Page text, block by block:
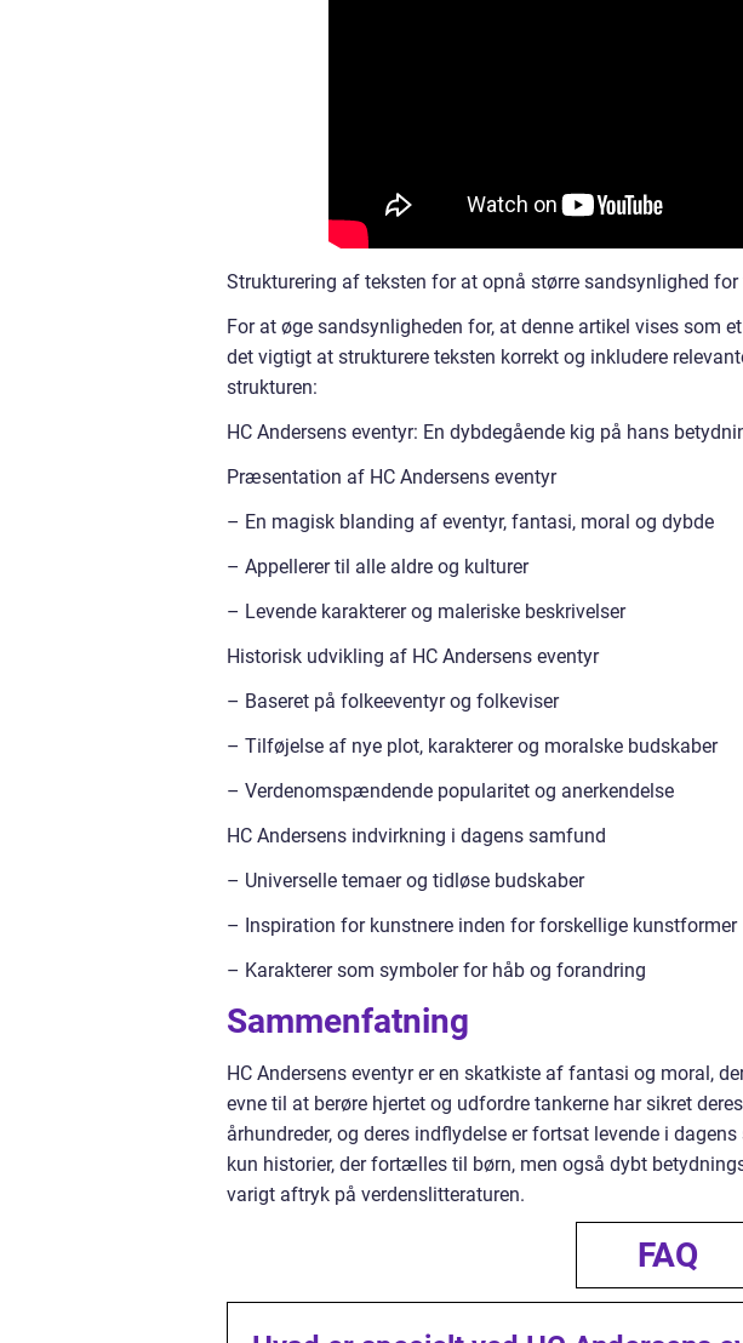
Strukturering af teksten for at opnå større sandsynlighed
For at øge sandsynligheden for, at denne artikel vises som
det vigtigt at strukturere teksten korrekt og inkludere
strukturen:
HC Andersens eventyr: En dybdegående kig på hans
Præsentation af HC Andersens eventyr
– En magisk blanding af eventyr, fantasi, moral og dybde
– Appellerer til alle aldre og kulturer
– Levende karakterer og maleriske beskrivelser
Historisk udvikling af HC Andersens eventyr
– Baseret på folkeeventyr og folkeviser
– Tilføjelse af nye plot, karakterer og moralske budskaber
– Verdenomspændende popularitet og anerkendelse
HC Andersens indvirkning i dagens samfund
– Universelle temaer og tidløse budskaber
– Inspiration for kunstnere inden for forskellige kunstformer
– Karakterer som symboler for håb og forandring
Sammenfatning
HC Andersens eventyr er en skatkiste af fantasi og moral,
evne til at berøre hjertet og udfordre tankerne har sikret
århundreder, og deres indflydelse er fortsat levende i
kun historier, der fortælles til børn, men også dybt
varigt aftryk på verdenslitteraturen.
FAQ